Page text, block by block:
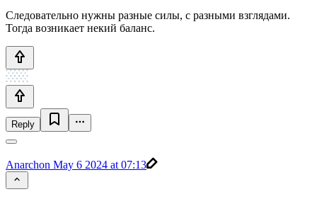
Следовательно нужны разные силы, с разными взглядами.
Тогда возникает некий баланс.
Reply
Anarchon May 6 2024 at 07:13